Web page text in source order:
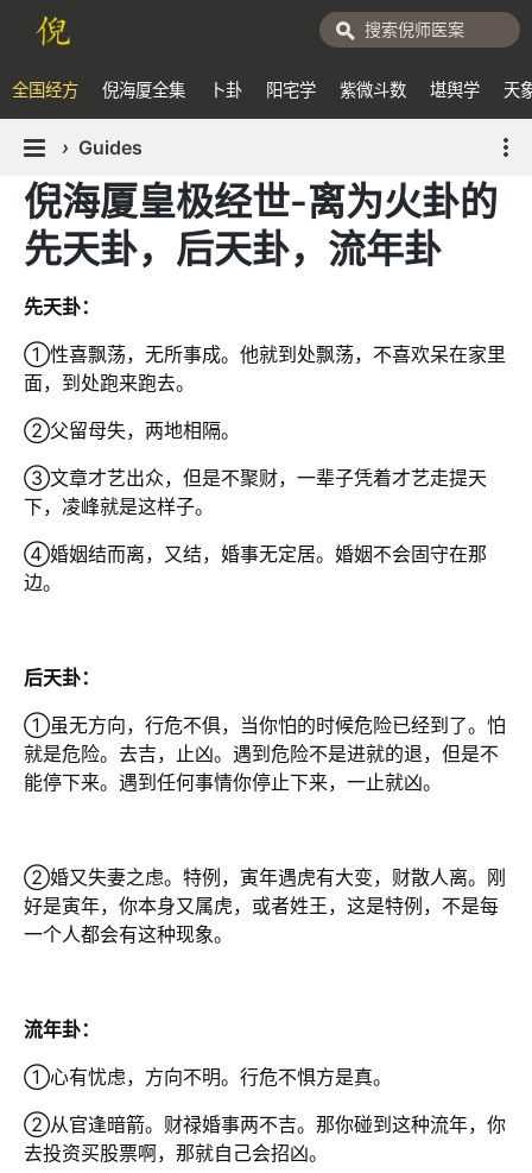
全国经方 倪海厦全集 卜卦 阳宅学 紫微斗数 堪舆学 天
› Guides
倪海厦皇极经世-离为火卦的
先天卦，后天卦，流年卦
先天卦：
①性喜飘荡，无所事成。他就到处飘荡，不喜欢呆在家里
面，到处跑来跑去。
②父留母失，两地相隔。
③文章才艺出众，但是不聚财，一辈子凭着才艺走提天
下，凌峰就是这样子。
④婚姻结而离，又结，婚事无定居。婚姻不会固守在那
边。
后天卦：
①虽无方向，行危不俱，当你怕的时候危险已经到了。怕
就是危险。去吉，止凶。遇到危险不是进就的退，但是不
能停下来。遇到任何事情你停止下来，一止就凶。
②婚又失妻之虑。特例，寅年遇虎有大变，财散人离。刚
好是寅年，你本身又属虎，或者姓王，这是特例，不是每
一个人都会有这种现象。
流年卦：
①心有忧虑，方向不明。行危不惧方是真。
②从官逢暗箭。财禄婚事两不吉。那你碰到这种流年，你
去投资买股票啊，那就自己会招凶。